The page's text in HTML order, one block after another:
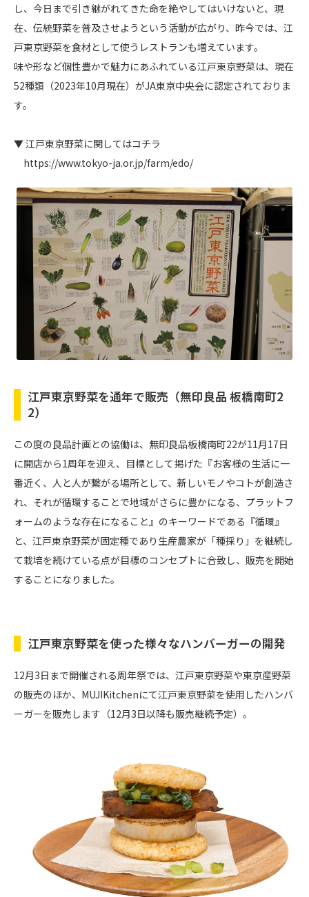
し、今日まで引き継がれてきた命を絶やしてはいけないと、現
在、伝統野菜を普及させようという活動が広がり、昨今では、江
戸東京野菜を食材として使うレストランも増えています。
味や形など個性豊かで魅力にあふれている江戸東京野菜は、現在
52種類（2023年10月現在）がJA東京中央会に認定されておりま
す。
▼ 江戸東京野菜に関してはコチラ
https://www.tokyo-ja.or.jp/farm/edo/
江戸東京野菜を通年で販売（無印良品 板橋南町2
2）
この度の良品計画との協働は、無印良品板橋南町22が11月17日
に開店から1周年を迎え、目標として掲げた『お客様の生活に一
番近く、人と人が繋がる場所として、新しいモノやコトが創造さ
れ、それが循環することで地域がさらに豊かになる、プラットフ
ォームのような存在になること』のキーワードである『循環』
と、江戸東京野菜が固定種であり生産農家が「種採り」を継続し
て栽培を続けている点が目標のコンセプトに合致し、販売を開始
することになりました。
江戸東京野菜を使った様々なハンバーガーの開発
12月3日まで開催される周年祭では、江戸東京野菜や東京産野菜
の販売のほか、MUJIKitchenにて江戸東京野菜を使用したハンバ
ーガーを販売します（12月3日以降も販売継続予定）。